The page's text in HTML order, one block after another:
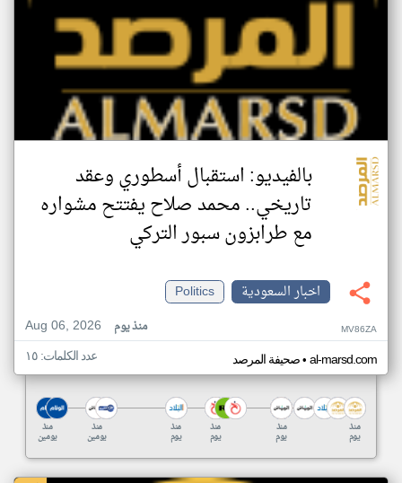
بالفيديو: استقبال أسطوري وعقد
تاريخي.. محمد صلاح يفتتح مشواره
مع طرابزون سبور التركي
اخبار السعودية
Politics
Aug 06, 2026
منذ يوم MV86ZA
صحيفة المرصد• al-marsd.com عدد الكلمات: ١٥
منذ
يومين
منذ
يومين
منذ
يوم
منذ
يوم
منذ
يوم
منذ
يوم